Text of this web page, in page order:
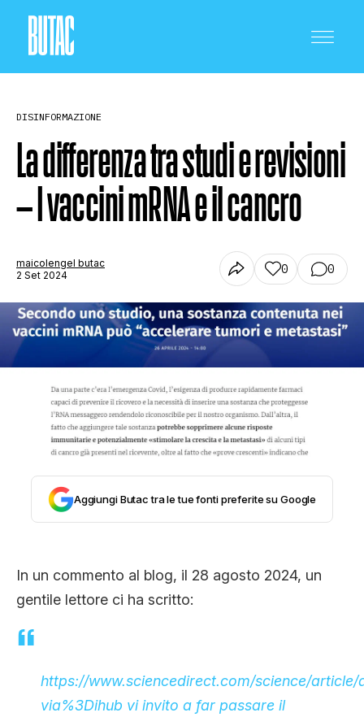
CRONACA E POLITICA
SCIENZA E TECNOLOGIA
SALUTE E MEDICINA
STORIA E CITAZIONI
INTRATTENIMENTO
COMPLOTTI, LEGGENDE URBANE ED
TRUFFE E SOCIAL NETWORK
DISINFORMAZIONE
La differenza tra studi e revisioni
– I vaccini mRNA e il cancro
maicolengel butac
2 Set 2024
0 0
Aggiungi Butac tra le tue fonti preferite su Google
In un commento al blog, il 28 agosto 2024, un
gentile lettore ci ha scritto:
https://www.sciencedirect.com/science/article/
via%3Dihub vi invito a far passare il